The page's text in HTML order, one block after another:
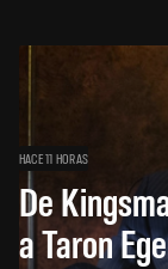
HACE 11 HORAS
De
a Taron